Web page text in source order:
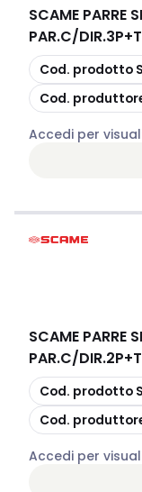
SCAME PARRE
PAR.C/
copia
Cod. prodotto
copia
Cod.
Accedi per
SCAME PARRE
PAR.C/
copia
Cod. prodotto
copia
Cod.
Accedi per